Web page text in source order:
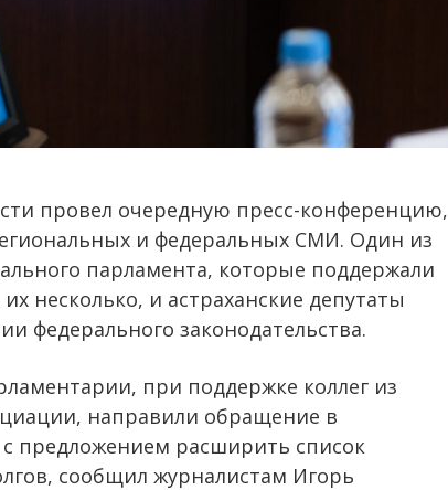
провел очередную пресс-конференцию,
и федеральных СМИ. Один из
парламента, которые поддержали
несколько, и астраханские депутаты
федерального законодательства.
при поддержке коллег из
направили обращение в
предложением расширить список
сообщил журналистам Игорь